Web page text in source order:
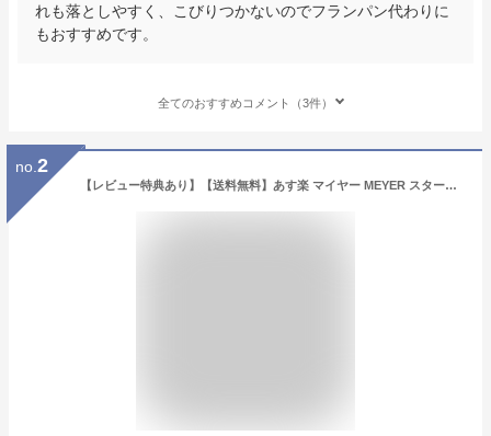
れも落としやすく、こびりつかないのでフランパン代わりに
もおすすめです。
全てのおすすめコメント（3件）
no. 2
【レビュー特典あり】【送料無料】あす楽 マイヤー MEYER スターシェフ3 フライパン3点セット エッグパン 18cm フライパン 20cm・28cm IH対応 卵焼き 卵焼き器 玉子焼き ステンレス 長持ち 焦げ付かない